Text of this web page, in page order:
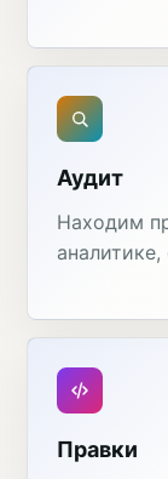
Аудит
Находим
Правки